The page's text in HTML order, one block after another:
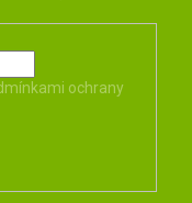
ochrany